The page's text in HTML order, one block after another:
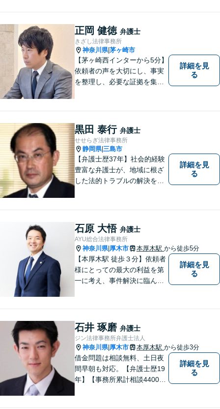
る法律問題のより良い解決策
は何か」を常に考え、アドバ
イスをいたします！
正岡 健徳 弁護士
きざし法律事務所
神奈川県|茅ヶ崎市
【茅ヶ崎西インターから5分】
依頼者の声を大切にし、事実
を整理し、必要な証拠を集め
親身に対応し、皆さまの少し
でも明るい未来のために尽力
しますのでご安心ください。
【駐車場有】
詳細を見
る
黒田 泰行 弁護士
せせらぎ法律事務所
静岡県| 三島市
【弁護士歴37年】社会的経験
豊富な弁護士が、地域に根ざ
した法的トラブルの解決を目
人・法人問わず誠実に対応い
たします。
詳細を見
る
石原 大悟 弁護士
AYU総合法律事務所
神奈川県| 厚木市 本厚木駅 から徒歩5分
【本厚木駅 徒歩３分】依頼者
様にとっての最大の利益を第
一に考え、事件解決に臨んで
所を目指しております。
詳細を見
る
石井 琢磨 弁護士
ジン法律事務所弁護士法人
神奈川県| 厚木市 本厚木駅 から徒歩3分
借金問題は相談無料、土日夜
間早朝も対応。【弁護士歴19
年】【事務所累計相談4400件
詳細を見
る